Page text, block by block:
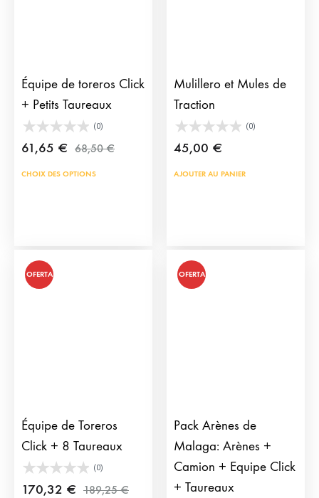
Équipe de toreros Click
+ Petits Taureaux
(0)
61,65 € 68,50€
CHOIX DES OPTIONS
Mulillero et Mules de
Traction
(0)
45,00 €
AJOUTER AU PANIER
OFERTA
Équipe de Toreros
Click + 8 Taureaux
(0)
170,32 € 189,25€
OFERTA
Pack Arènes de
Malaga: Arènes +
Camion + Equipe Click
+ Taureaux